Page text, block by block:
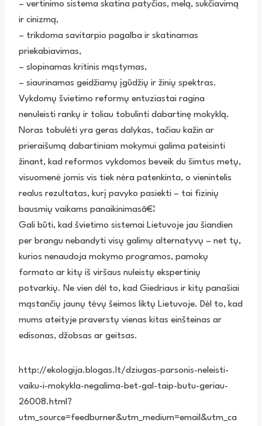
– vertinimo sistema skatina patyčias, melą, sukčiavimą
ir cinizmą,
– trikdoma savitarpio pagalba ir skatinamas
priekabiavimas,
– slopinamas kritinis mąstymas,
– siaurinamas geidžiamų įgūdžių ir žinių spektras.
Vykdomų švietimo reformų entuziastai ragina
nenuleisti rankų ir toliau tobulinti dabartinę mokyklą.
Noras tobulėti yra geras dalykas, tačiau kažin ar
prieraišumą dabartiniam mokymui galima pateisinti
žinant, kad reformos vykdomos beveik du šimtus metų,
visuomenė jomis vis tiek nėra patenkinta, o vienintelis
realus rezultatas, kurį pavyko pasiekti – tai fizinių
bausmių vaikams panaikinimasâ€¦
Gali būti, kad švietimo sistemai Lietuvoje jau šiandien
per brangu nebandyti visų galimų alternatyvų – net tų,
kurios nenaudoja mokymo programos, pamokų
formato ar kitų iš viršaus nuleistų ekspertinių
potvarkių. Ne vien dėl to, kad Giedriaus ir kitų panašiai
mąstančių jaunų tėvų šeimos liktų Lietuvoje. Dėl to, kad
mums ateityje praverstų vienas kitas einšteinas ar
edisonas, džobsas ar geitsas.
http://ekologija.blogas.lt/dziugas-parsonis-neleisti-
vaiku-i-mokykla-negalima-bet-gal-taip-butu-geriau-
26008.html?
utm_source=feedburner&utm_medium=email&utm_ca